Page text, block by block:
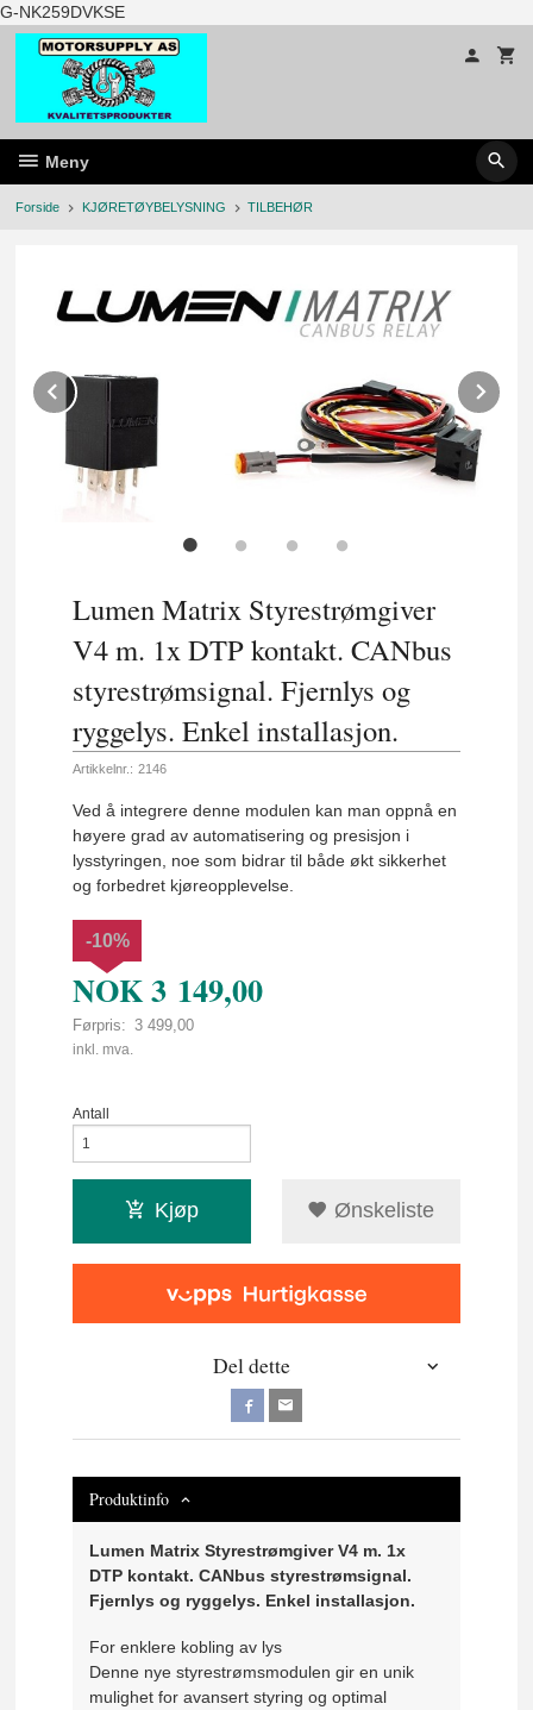
G-NK259DVKSEGå
til
innholdet
Meny
Forside KJØRETØYBELYSNING TILBEHØR
Prev
Lumen Matrix Styrestrømgiver
V4 m. 1x DTP kontakt. CANbus
styrestrømsignal. Fjernlys og
ryggelys. Enkel installasjon.
Artikkelnr.: 2146
Ved å integrere denne modulen kan man oppnå en
høyere grad av automatisering og presisjon i
lysstyringen, noe som bidrar til både økt sikkerhet
og forbedret kjøreopplevelse.
NOK3 149,00
Førpris: 3 499,00
Rabatt
-10%
inkl. mva.
Antall
Kjøp Ønskeliste
Del dette
Produktinfo
Lumen Matrix Styrestrømgiver V4 m. 1x
DTP kontakt. CANbus styrestrømsignal.
Fjernlys og ryggelys. Enkel installasjon.
For enklere kobling av lys
Denne nye styrestrømsmodulen gir en unik
mulighet for avansert styring og optimal